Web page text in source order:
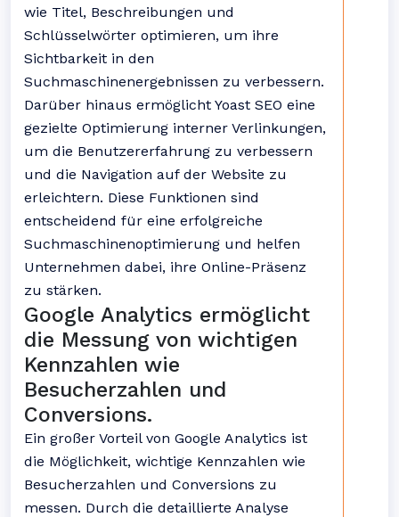
wie Titel, Beschreibungen und
Schlüsselwörter optimieren, um ihre
Sichtbarkeit in den
Suchmaschinenergebnissen zu verbessern.
Darüber hinaus ermöglicht Yoast SEO eine
gezielte Optimierung interner Verlinkungen,
um die Benutzererfahrung zu verbessern
und die Navigation auf der Website zu
erleichtern. Diese Funktionen sind
entscheidend für eine erfolgreiche
Suchmaschinenoptimierung und helfen
Unternehmen dabei, ihre Online-Präsenz
zu stärken.
Google Analytics ermöglicht
die Messung von wichtigen
Kennzahlen wie
Besucherzahlen und
Conversions.
Ein großer Vorteil von Google Analytics ist
die Möglichkeit, wichtige Kennzahlen wie
Besucherzahlen und Conversions zu
messen. Durch die detaillierte Analyse